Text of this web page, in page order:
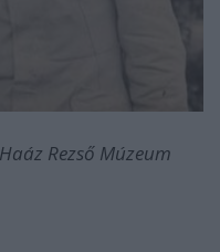
Rezső Múzeum